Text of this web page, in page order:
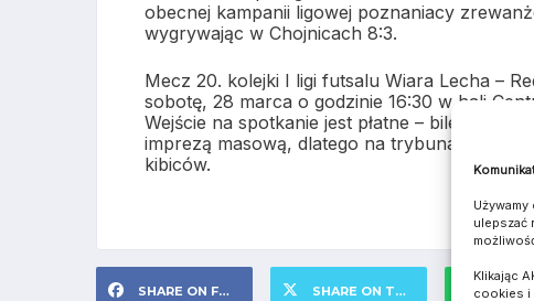
ulepszać
Klikając
cookies i
obecnej kampanii ligowej poznaniacy
wygrywając w Chojnicach 8:3.
Mecz 20. kolejki I ligi futsalu Wiara Lecha –
sobotę, 28 marca o godzinie 16:30 w hali
Wejście na spotkanie jest płatne – bilet-
imprezą masową, dlatego na trybunach
kibiców.
SHARE ON FACEBOOK SHARE ON TWITTER SHARE ON